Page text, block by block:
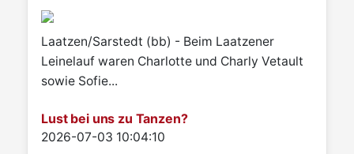
Laatzen/Sarstedt (bb) - Beim Laatzener
Leinelauf waren Charlotte und Charly Vetault
sowie Sofie...
Lust bei uns zu Tanzen?
Details
2026-07-03 10:04:10